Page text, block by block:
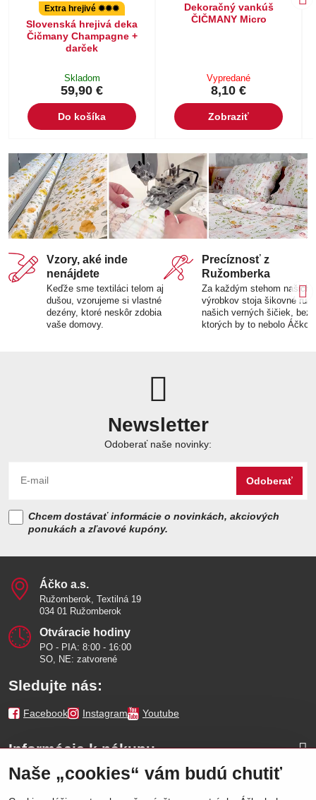
Extra hrejivé ✹✹✹
Slovenská hrejivá deka
Čičmany Champagne +
darček
Skladom
59,90 €
Do košíka
Dekoračný vankúš
ČIČMANY Micro
Vypredané
8,10 €
Zobraziť
Vzory, aké inde
nenájdete
Keďže sme textiláci telom aj
dušou, vzorujeme si vlastné
dezény, ktoré neskôr zdobia
vaše domovy.
Precíznosť z
Ružomberka
Za každým stehom našich
výrobkov stoja šikovné ruky
našich verných šičiek, bez
ktorých by to nebolo Áčko.
Newsletter
Odoberať naše novinky:
Odoberať
Chcem dostávať informácie o novinkách, akciových
ponukách a zľavové kupóny.
Áčko a​.s​.
Ružomberok, Textilná 19
034 01 Ružomberok
Otváracie hodiny
PO - PIA: 8:00 - 16:00
SO, NE: zatvorené
Sledujte nás:
Facebook Instagram Youtube
Informácie k nákupu
Naše značky
Naše „cookies“ vám budú chutiť